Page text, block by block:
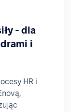
- dla
i
HR i